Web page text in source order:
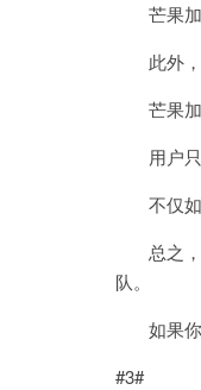
芒果加
此外，
芒果加
用户只
不仅如
总之，
队。
如果你
#3#